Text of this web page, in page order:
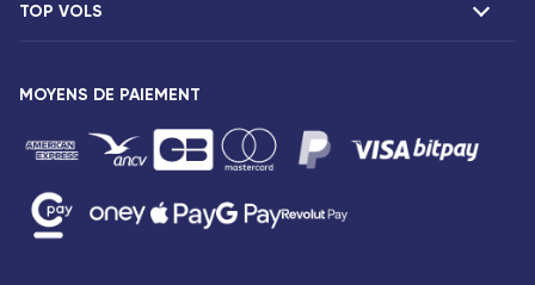
Destinations
Présentation
Espace presse
Conditions tarifaires
Droits des passagers
Conditions générales de vente
TOP VOLS
Vols Paris Saint-Denis
Vols Paris Dzaoudzi
MOYENS DE PAIEMENT